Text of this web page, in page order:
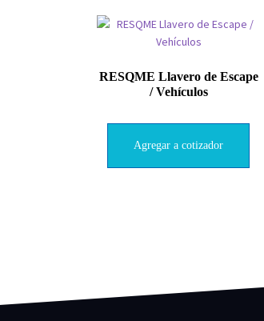
RESQME Llavero de Escape
/ Vehículos
Agregar a cotizador